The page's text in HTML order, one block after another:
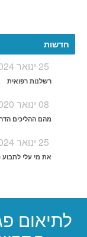
חדשות
25 ינואר 2024
רשלנות רפואית
08 ינואר 2020
מהם ההליכים
25 ינואר 2024
את מי עלי
לתיאום